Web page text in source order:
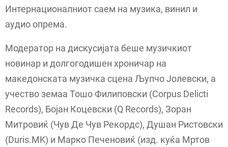
Интернационалниот саем на музика, винил и
аудио опрема.
Модератор на дискусијата беше музичкиот
новинар и долгогодишен хроничар на
македонската музичка сцена Љупчо Јолевски, а
учество земаа Тошо Филиповски (Corpus Delicti
Records), Бојан Коцевски (Q Records), Зоран
Митровиќ (Чув Де Чув Рекордс), Душан Ристовски
(Duris.MK) и Марко Печеновиќ (изд. куќа Мртов